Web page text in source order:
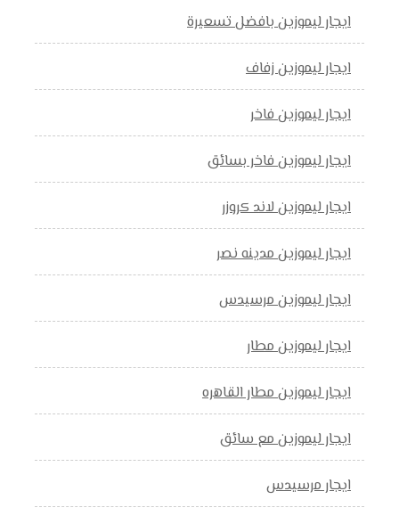
ايجار ليموزين بافضل تسعيرة
ايجار ليموزين زفاف
ايجار ليموزين فاخر
ايجار ليموزين فاخر بسائق
ايجار ليموزين لاند كروزر
ايجار ليموزين مدينه نصر
ايجار ليموزين مرسيدس
ايجار ليموزين مطار
ايجار ليموزين مطار القاهره
ايجار ليموزين مع سائق
ايجار مرسيدس